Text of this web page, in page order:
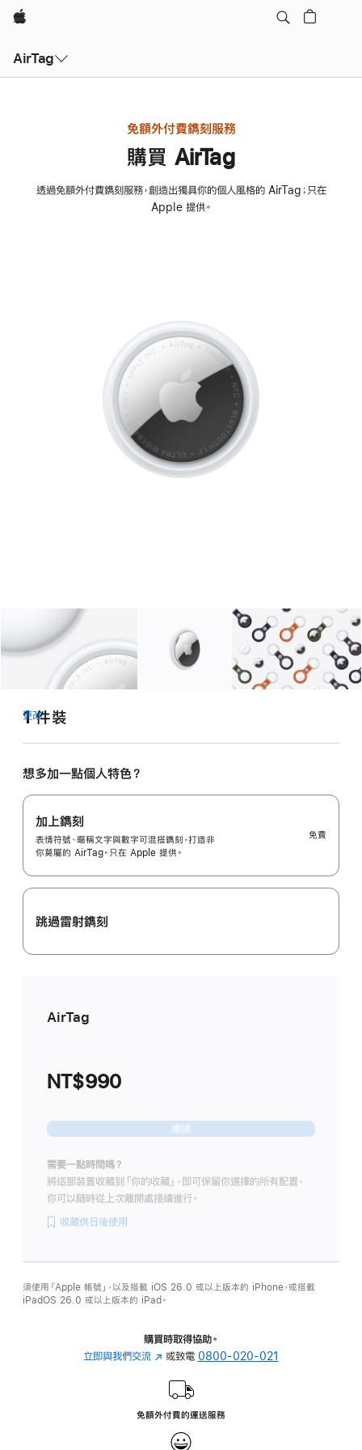
Apple
AirTag
免額外付費鐫刻服務
購買 AirTag
透過免額外付費鐫刻服務，創造出獨具你的個人風格的 AirTag；只在
Apple 提供。
圖庫 圖片 1 圖庫 圖片 2 圖庫 圖片
1 件裝
更改(選
想
要
數
量
1
想多加一點個人特色？
加上鐫刻
表情符號、暱稱文字與數字可混搭鐫刻，打造非
你莫屬的 AirTag。只在 Apple 提供。
免費
跳過雷射鐫刻
AirTag
NT$990
繼續
需要一點時間嗎？
將這部裝置收藏到「你的收藏」，即可保留你選擇的所有配置，
你可以隨時從上次離開處接續進行。
收藏供日後使用
須使用「Apple 帳號」，以及搭載 iOS 26.0 或以上版本的 iPhone，或搭載
iPadOS 26.0 或以上版本的 iPad。
購買時取得協助。
立即與我們交流 (以 或致電 0800-020-021
免額外付費的運送服務